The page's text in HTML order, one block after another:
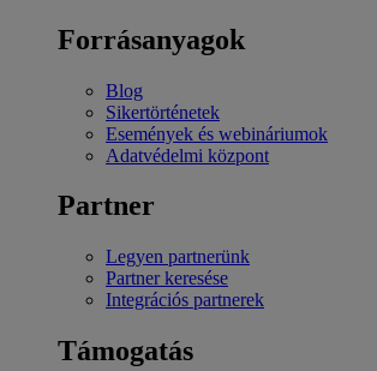
Forrásanyagok
Blog
Sikertörténetek
Események és webináriumok
Adatvédelmi központ
Partner
Legyen partnerünk
Partner keresése
Integrációs partnerek
Támogatás